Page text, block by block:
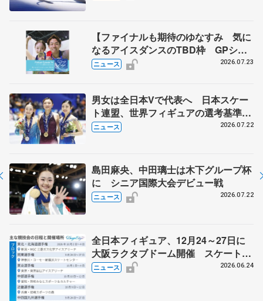
【ファイナルも期待のゆなすみ 気に
なるアイスダンスのTBD枠 GPシリ
ーズ展望③ペア・アイスダンス編】
ニュース 2026.07.23
男女は全日本Vで代表へ 日本スケー
ト連盟、世界フィギュアの選考基準を
承認
ニュース 2026.07.22
島田麻央、中田璃士は木下グループ杯
に シニア国際大会デビュー戦
ニュース 2026.07.22
全日本フィギュア、12月24～27日に
大阪ラクタブドーム開催 スケート連
盟の新シーズン日程
ニュース 2026.06.24